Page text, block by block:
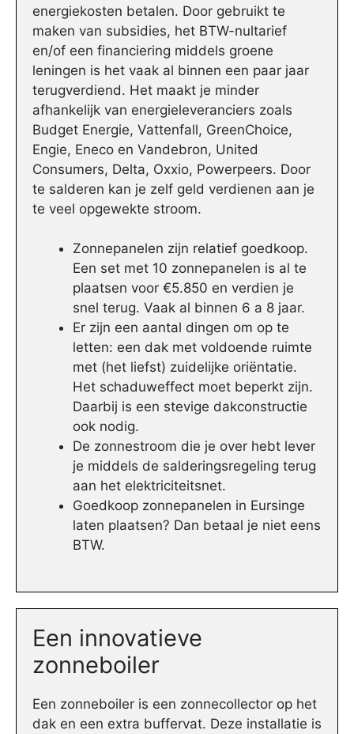
energiekosten betalen. Door gebruikt te
maken van subsidies, het BTW-nultarief
en/of een financiering middels groene
leningen is het vaak al binnen een paar jaar
terugverdiend. Het maakt je minder
afhankelijk van energieleveranciers zoals
Budget Energie, Vattenfall, GreenChoice,
Engie, Eneco en Vandebron, United
Consumers, Delta, Oxxio, Powerpeers. Door
te salderen kan je zelf geld verdienen aan je
te veel opgewekte stroom.
Zonnepanelen zijn relatief goedkoop.
Een set met 10 zonnepanelen is al te
plaatsen voor €5.850 en verdien je
snel terug. Vaak al binnen 6 a 8 jaar.
Er zijn een aantal dingen om op te
letten: een dak met voldoende ruimte
met (het liefst) zuidelijke oriëntatie.
Het schaduweffect moet beperkt zijn.
Daarbij is een stevige dakconstructie
ook nodig.
De zonnestroom die je over hebt lever
je middels de salderingsregeling terug
aan het elektriciteitsnet.
Goedkoop zonnepanelen in Eursinge
laten plaatsen? Dan betaal je niet eens
BTW.
Een innovatieve
zonneboiler
Een zonneboiler is een zonnecollector op het
dak en een extra buffervat. Deze installatie is